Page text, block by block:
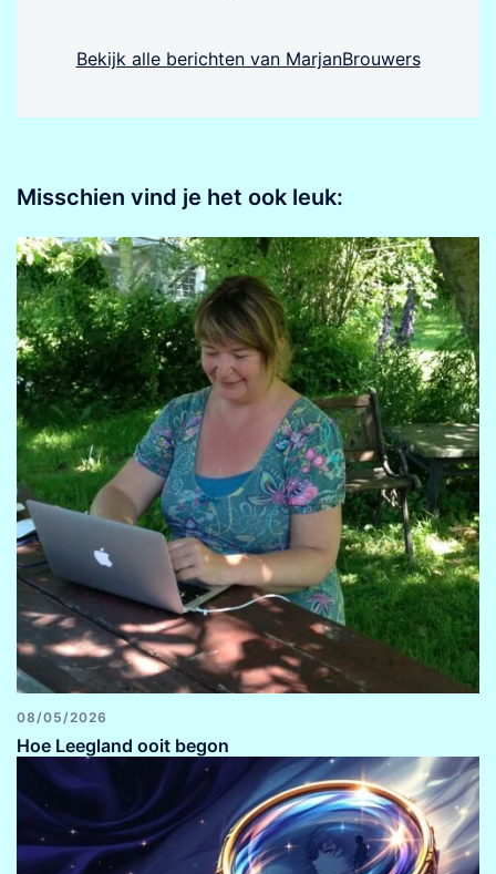
Bekijk alle berichten van MarjanBrouwers
Misschien vind je het ook leuk:
08/05/2026
Hoe Leegland ooit begon